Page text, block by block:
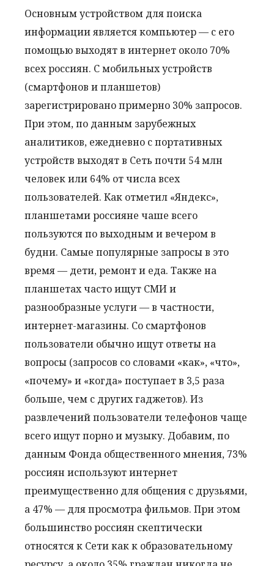
Основным устройством для поиска
информации является компьютер — с его
помощью выходят в интернет около 70%
всех россиян. С мобильных устройств
(смартфонов и планшетов)
зарегистрировано примерно 30% запросов.
При этом, по данным зарубежных
аналитиков, ежедневно с портативных
устройств выходят в Сеть почти 54 млн
человек или 64% от числа всех
пользователей. Как отметил «Яндекс»,
планшетами россияне чаше всего
пользуются по выходным и вечером в
будни. Самые популярные запросы в это
время — дети, ремонт и еда. Также на
планшетах часто ищут СМИ и
разнообразные услуги — в частности,
интернет-магазины. Со смартфонов
пользователи обычно ищут ответы на
вопросы (запросов со словами «как», «что»,
«почему» и «когда» поступает в 3,5 раза
больше, чем с других гаджетов). Из
развлечений пользователи телефонов чаще
всего ищут порно и музыку. Добавим, по
данным Фонда общественного мнения, 73%
россиян используют интернет
преимущественно для общения с друзьями,
а 47% — для просмотра фильмов. При этом
большинство россиян скептически
относятся к Сети как к образовательному